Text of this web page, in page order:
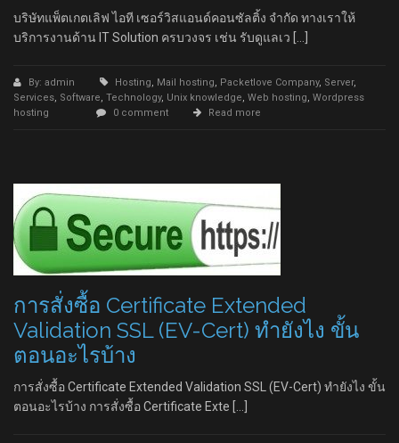
บริษัทแพ็ตเกตเลิฟ ไอที เซอร์วิสแอนด์คอนซัลติ้ง จำกัด ทางเราให้
บริการงานด้าน IT Solution ครบวงจร เช่น รับดูแลเว […]
By: admin Hosting, Mail hosting, Packetlove Company, Server,
Services, Software, Technology, Unix knowledge, Web hosting, Wordpress
hosting
0 comment Read more
การสั่งซื้อ Certificate Extended
Validation SSL (EV-Cert) ทำยังไง ขั้น
ตอนอะไรบ้าง
การสั่งซื้อ Certificate Extended Validation SSL (EV-Cert) ทำยังไง ขั้น
ตอนอะไรบ้าง การสั่งซื้อ Certificate Exte […]